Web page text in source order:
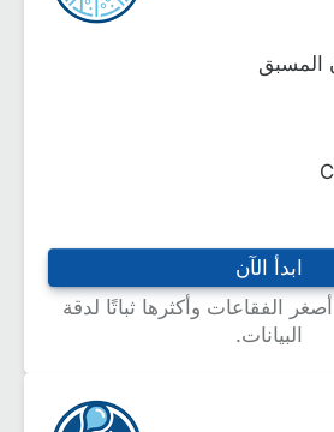
المسبق
ابدأ الآن
الفقاعات وأكثرها ثباتًا لدقة
البيانات.